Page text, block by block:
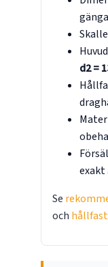
d2 =
Se
och